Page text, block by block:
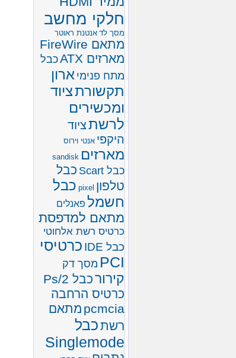
חלקי מחשב
מסך לד אנטנת ראוטר
מתאם FireWire
מארזים ATX
כבל
מתח פנימי ארון
תקשורתציוד
ומכשירים
לרשתציוד
היקפי אנטי וירוס
מארזים sandisk
כבל Scart
כבל
טלפון pixel כבל
חשמל פאנלים
מתאם למדפסת
כרטיס רשת אלחוטי
כבל IDE
כרטיסי
PCI מסך דק
קירורכבל Ps/2
כרטיס הרחבה
pcmcia מתאם
רשתכבל
Singlemode